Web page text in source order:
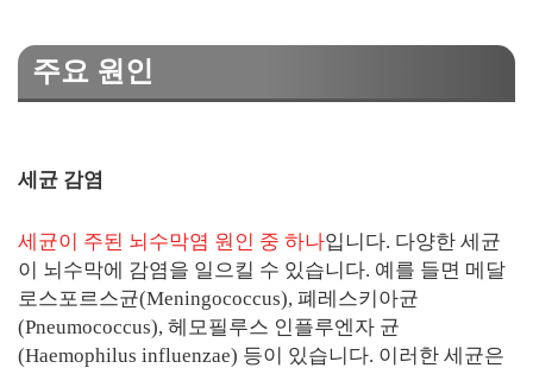
주요 원인
세균 감염
세균이 주된 뇌수막염 원인 중 하나입니다. 다양한 세균
이 뇌수막에 감염을 일으킬 수 있습니다. 예를 들면 메달
로스포르스균(Meningococcus), 폐레스키아균
(Pneumococcus), 헤모필루스 인플루엔자 균
(Haemophilus influenzae) 등이 있습니다. 이러한 세균은